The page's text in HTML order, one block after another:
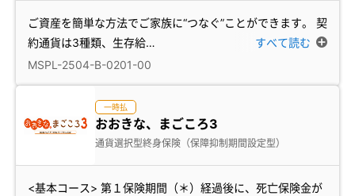
ご資産を簡単な方法でご家族に“つなぐ”ことができます。 契
約通貨は3種類、生存給…
すべて読む
MSPL-2504-B-0201-00
一時払
おおきな、まごころ3
通貨選択型終身保険（保障抑制期間設定型）
<基本コース> 第１保険期間（＊）経過後に、死亡保険金が